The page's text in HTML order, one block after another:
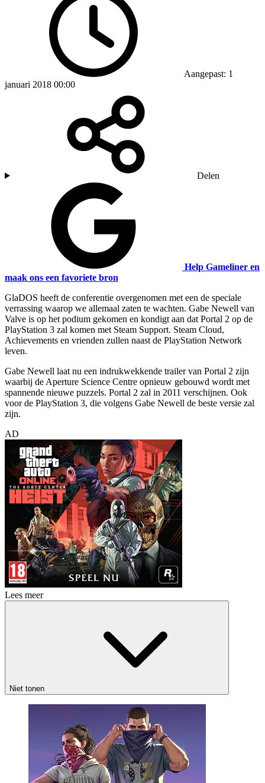
Aangepast: 1
januari 2018 00:00
Delen
Help Gameliner en
maak ons een favoriete bron
GlaDOS heeft de conferentie overgenomen met een de speciale
verrassing waarop we allemaal zaten te wachten. Gabe Newell van
Valve is op het podium gekomen en kondigt aan dat Portal 2 op de
PlayStation 3 zal komen met Steam Support. Steam Cloud,
Achievements en vrienden zullen naast de PlayStation Network
leven.
Gabe Newell laat nu een indrukwekkende trailer van Portal 2 zijn
waarbij de Aperture Science Centre opnieuw gebouwd wordt met
spannende nieuwe puzzels. Portal 2 zal in 2011 verschijnen. Ook
voor de PlayStation 3, die volgens Gabe Newell de beste versie zal
zijn.
AD
Lees meer
Niet tonen